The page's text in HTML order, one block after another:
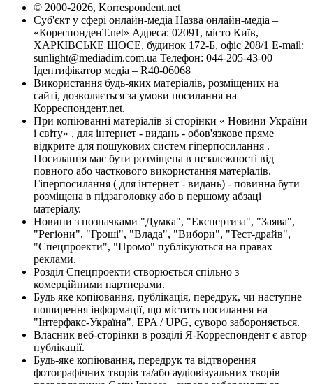
© 2000-2026, Korrespondent.net
Суб'єкт у сфері онлайн-медіа Назва онлайн-медіа –
«КореспонденТ.net» Адреса: 02091, місто Київ,
ХАРКІВСЬКЕ ШОСЕ, будинок 172-Б, офіс 208/1 E-mail:
sunlight@mediadim.com.ua Телефон: 044-205-43-00
Ідентифікатор медіа – R40-06068
Використання будь-яких матеріалів, розміщених на
сайті, дозволяється за умови посилання на
Корреспондент.net.
При копіюванні матеріалів зі сторінки « Новини України
і світу» , для інтернет - видань - обов'язкове пряме
відкрите для пошукових систем гіперпосилання .
Посилання має бути розміщена в незалежності від
повного або часткового використання матеріалів.
Гіперпосилання ( для інтернет - видань) - повинна бути
розміщена в підзаголовку або в першому абзаці
матеріалу.
Новини з позначками "Думка", "Експертиза", "Заява",
"Регіони", "Гроші", "Влада", "Вибори", "Тест-драйв",
"Спецпроекти", "Промо" публікуються на правах
реклами.
Розділ Спецпроекти створюється спільно з
комерційними партнерами.
Будь яке копіювання, публікація, передрук, чи наступне
поширення інформації, що містить посилання на
"Інтерфакс-Україна", EPA / UPG, суворо забороняється.
Власник веб-сторінки в розділі Я-Корреспондент є автор
публікації.
Будь-яке копіювання, передрук та відтворення
фотографічних творів та/або аудіовізуальних творів